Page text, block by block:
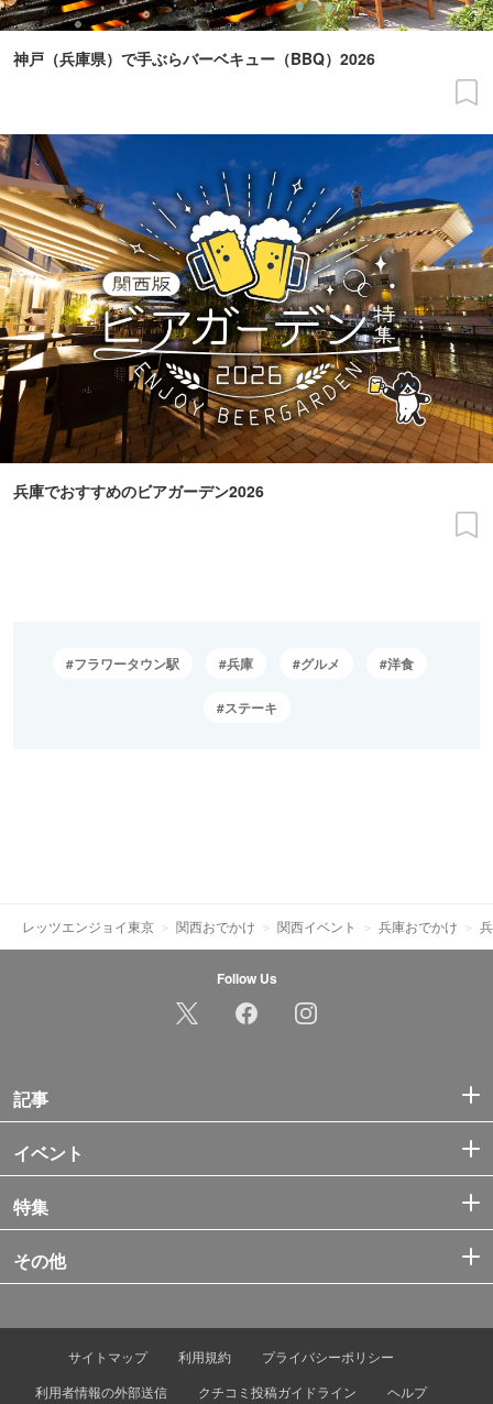
神戸（兵庫県）で手ぶらバーベキュー（BBQ）2026
兵庫でおすすめのビアガーデン2026
フラワータウン駅 兵庫 グルメ 洋食
ステーキ
レッツエンジョイ東京 関西おでかけ 関西イベント 兵庫おでかけ
Follow Us
記事
イベント
特集
その他
サイトマップ 利用規約
プライバシーポリシー
利用者情報の外部送信
クチコミ投稿ガイドライン ヘルプ